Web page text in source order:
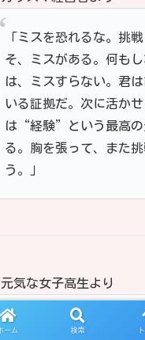
「ミスを恐れるな。挑
そ、ミスがある。何も
は、ミスすらない。君
いる証拠だ。次に活か
は“経験”という最高の
る。胸を張って、また
う。」
気な女子高生より
「え〜！？ミスしたくら
ーム 検索